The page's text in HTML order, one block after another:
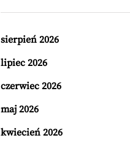
sierpień 2026
lipiec 2026
czerwiec 2026
maj 2026
kwiecień 2026